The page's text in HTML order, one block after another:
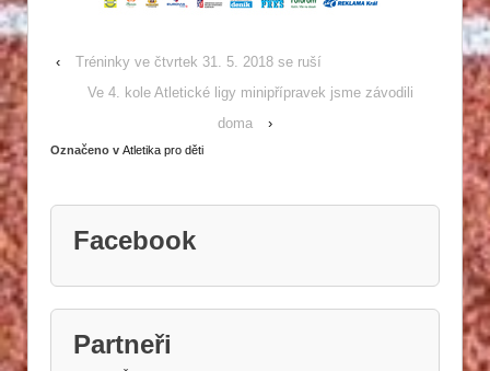
‹
Tréninky ve čtvrtek 31. 5. 2018 se ruší
Ve 4. kole Atletické ligy minipřípravek jsme závodili
doma
›
Označeno v Atletika pro děti
Facebook
Partneři